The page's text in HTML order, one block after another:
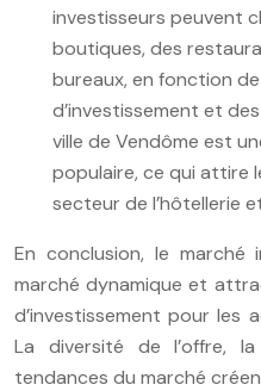
investisseurs peuvent
boutiques, des
bureaux, en fonction
d’investissement et
ville de Vendôme est
populaire, ce qui attire
secteur de l’hôtellerie
En conclusion, le marché
marché dynamique et
d’investissement pour les
La diversité de l’offre,
tendances du marché